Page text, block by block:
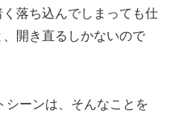
落ち込んでしまっても仕
開き直るしかないので
シーンは、そんなことを